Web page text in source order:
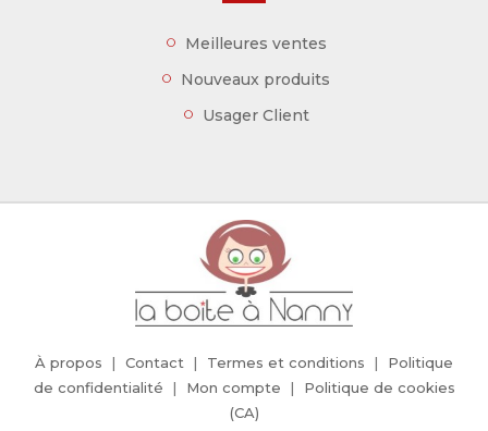
Meilleures ventes
Nouveaux produits
Usager Client
À propos Contact Termes et conditions
Politique
de confidentialité
Mon compte
Politique de cookies
(CA)